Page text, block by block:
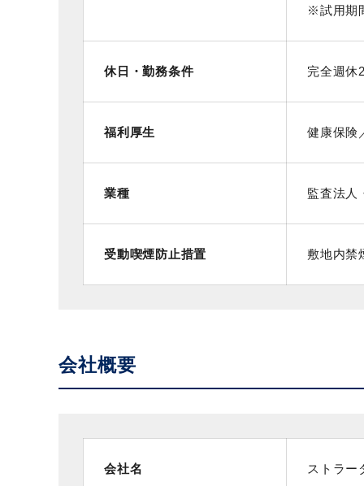
※試用期
休日・勤務条件 完全週休
福利厚生 健康保険
業種 監査法人
受動喫煙防止措置 敷地内禁
会社概要
会社名 ストラー